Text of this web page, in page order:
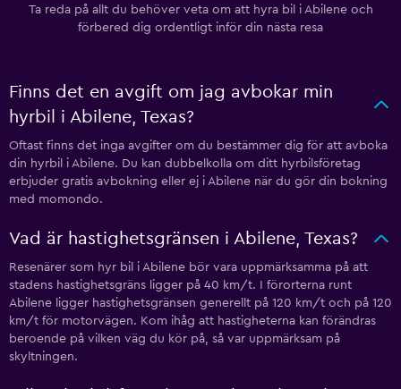
Ta reda på allt du behöver veta om att hyra bil i Abilene och
förbered dig ordentligt inför din nästa resa
Finns det en avgift om jag avbokar min
hyrbil i Abilene, Texas?
Oftast finns det inga avgifter om du bestämmer dig för att avboka
din hyrbil i Abilene. Du kan dubbelkolla om ditt hyrbilsföretag
erbjuder gratis avbokning eller ej i Abilene när du gör din bokning
med momondo.
Vad är hastighetsgränsen i Abilene, Texas?
Resenärer som hyr bil i Abilene bör vara uppmärksamma på att
stadens hastighetsgräns ligger på 40 km/t. I förorterna runt
Abilene ligger hastighetsgränsen generellt på 120 km/t och på 120
km/t för motorvägen. Kom ihåg att hastigheterna kan förändras
beroende på vilken väg du kör på, så var uppmärksam på
skyltningen.